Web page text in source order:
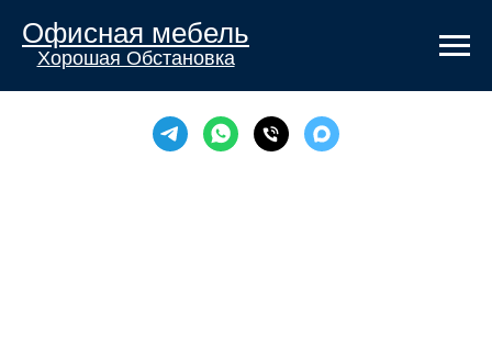
Офисная мебель
Хорошая Обстановка